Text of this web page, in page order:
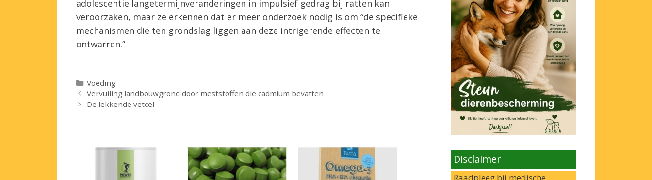
adolescentie langetermijnveranderingen in impulsief gedrag bij ratten kan
veroorzaken, maar ze erkennen dat er meer onderzoek nodig is om “de specifieke
mechanismen die ten grondslag liggen aan deze intrigerende effecten te
ontwarren.”
Categorieën
Voeding
Vervuiling landbouwgrond door meststoffen die cadmium bevatten
De lekkende vetcel
Disclaimer
Raadpleeg bij medische